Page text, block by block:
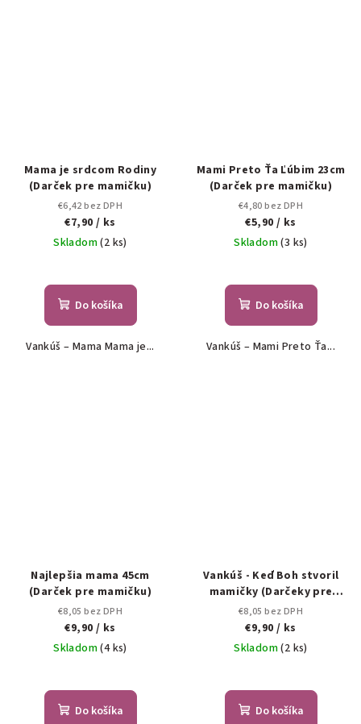
Mama je srdcom Rodiny
(Darček pre mamičku)
€6,42 bez DPH
€7,90 / ks
Skladom(2 ks)
Do košíka
Vankúš – Mama Mama je...
Mami Preto Ťa Ľúbim 23cm
(Darček pre mamičku)
€4,80 bez DPH
€5,90 / ks
Skladom(3 ks)
Do košíka
Vankúš – Mami Preto Ťa...
Najlepšia mama 45cm
(Darček pre mamičku)
€8,05 bez DPH
€9,90 / ks
Skladom(4 ks)
Do košíka
Vankúš - Keď Boh stvoril
mamičky (Darčeky pre
mamičky)
€8,05 bez DPH
€9,90 / ks
Skladom(2 ks)
Do košíka